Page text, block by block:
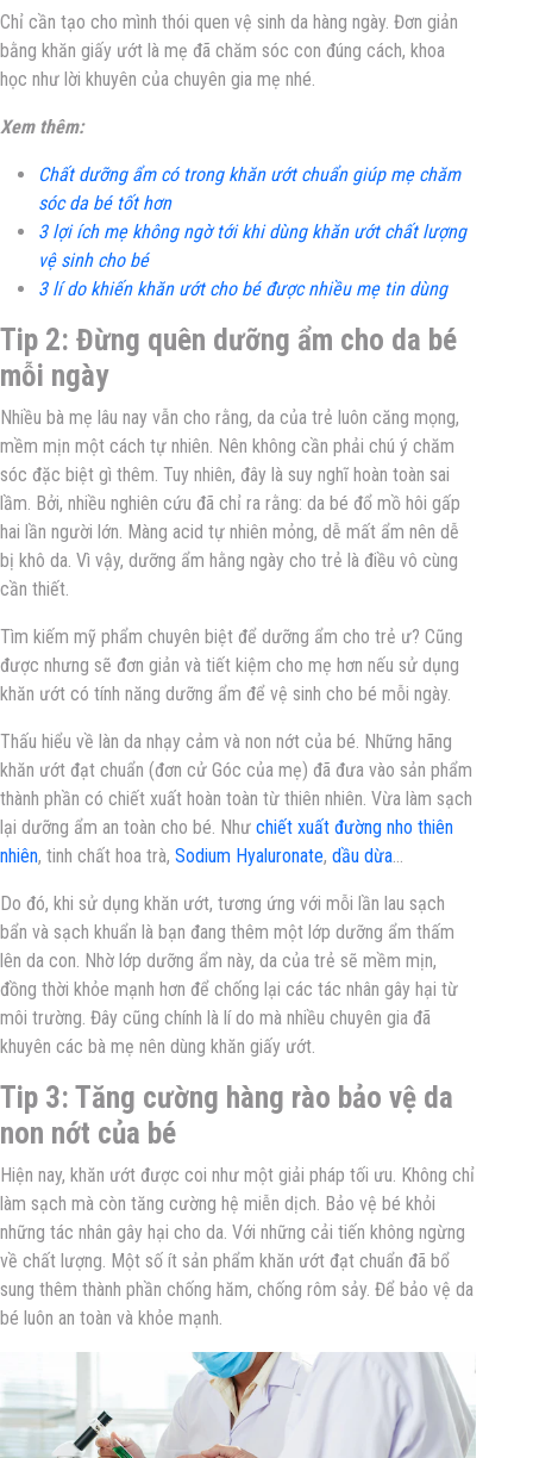
Chỉ cần tạo cho mình thói quen vệ sinh da hàng ngày. Đơn giản
bằng khăn giấy ướt là mẹ đã chăm sóc con đúng cách, khoa
học như lời khuyên của chuyên gia mẹ nhé.
Xem thêm:
Chất dưỡng ẩm có trong khăn ướt chuẩn giúp mẹ chăm
sóc da bé tốt hơn
3 lợi ích mẹ không ngờ tới khi dùng khăn ướt chất lượng
vệ sinh cho bé
3 lí do khiến khăn ướt cho bé được nhiều mẹ tin dùng
Tip 2: Đừng quên dưỡng ẩm cho da bé
mỗi ngày
Nhiều bà mẹ lâu nay vẫn cho rằng, da của trẻ luôn căng mọng,
mềm mịn một cách tự nhiên. Nên không cần phải chú ý chăm
sóc đặc biệt gì thêm. Tuy nhiên, đây là suy nghĩ hoàn toàn sai
lầm. Bởi, nhiều nghiên cứu đã chỉ ra rằng: da bé đổ mồ hôi gấp
hai lần người lớn. Màng acid tự nhiên mỏng, dễ mất ẩm nên dễ
bị khô da. Vì vậy, dưỡng ẩm hằng ngày cho trẻ là điều vô cùng
cần thiết.
Tìm kiếm mỹ phẩm chuyên biệt để dưỡng ẩm cho trẻ ư? Cũng
được nhưng sẽ đơn giản và tiết kiệm cho mẹ hơn nếu sử dụng
khăn ướt có tính năng dưỡng ẩm để vệ sinh cho bé mỗi ngày.
Thấu hiểu về làn da nhạy cảm và non nớt của bé. Những hãng
khăn ướt đạt chuẩn (đơn cử Góc của mẹ) đã đưa vào sản phẩm
thành phần có chiết xuất hoàn toàn từ thiên nhiên. Vừa làm sạch
lại dưỡng ẩm an toàn cho bé. Như chiết xuất đường nho thiên
nhiên, tinh chất hoa trà, Sodium Hyaluronate, dầu dừa
Do đó, khi sử dụng khăn ướt, tương ứng với mỗi lần lau sạch
bẩn và sạch khuẩn là bạn đang thêm một lớp dưỡng ẩm thấm
lên da con. Nhờ lớp dưỡng ẩm này, da của trẻ sẽ mềm mịn,
đồng thời khỏe mạnh hơn để chống lại các tác nhân gây hại từ
môi trường. Đây cũng chính là lí do mà nhiều chuyên gia đã
khuyên các bà mẹ nên dùng khăn giấy ướt.
Tip 3: Tăng cường hàng rào bảo vệ da
non nớt của bé
Hiện nay, khăn ướt được coi như một giải pháp tối ưu. Không chỉ
làm sạch mà còn tăng cường hệ miễn dịch. Bảo vệ bé khỏi
những tác nhân gây hại cho da. Với những cải tiến không ngừng
về chất lượng. Một số ít sản phẩm khăn ướt đạt chuẩn đã bổ
sung thêm thành phần chống hăm, chống rôm sảy. Để bảo vệ da
bé luôn an toàn và khỏe mạnh.